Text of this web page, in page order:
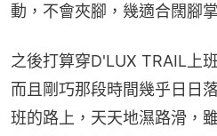
動，不會夾腳，幾適合闊腳
之後打算穿D'LUX TRAIL上
而且剛巧那段時間幾乎日日
班的路上，天天地濕路滑，